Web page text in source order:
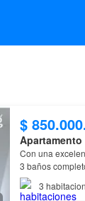
$
Apartamento
Con una
3 baños
encontramos
3